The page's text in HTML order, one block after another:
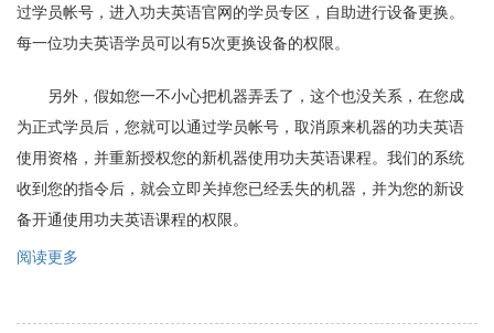
过学员帐号，进入功夫英语官网的学员专区，自助进行设备更换。
每一位功夫英语学员可以有5次更换设备的权限。
另外，假如您一不小心把机器弄丢了，这个也没关系，在您成
为正式学员后，您就可以通过学员帐号，取消原来机器的功夫英语
使用资格，并重新授权您的新机器使用功夫英语课程。我们的系统
收到您的指令后，就会立即关掉您已经丢失的机器，并为您的新设
备开通使用功夫英语课程的权限。
阅读更多
在